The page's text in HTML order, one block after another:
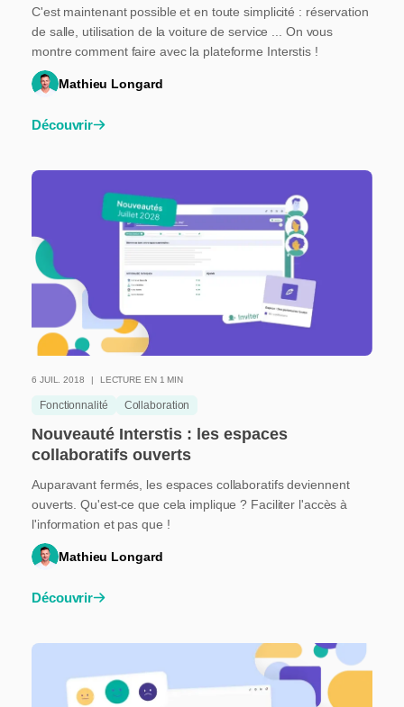
C'est maintenant possible et en toute simplicité : réservation
de salle, utilisation de la voiture de service ... On vous
montre comment faire avec la plateforme Interstis !
Mathieu Longard
Découvrir
6 JUIL. 2018 LECTURE EN 1 MIN
Fonctionnalité Collaboration
Nouveauté Interstis : les espaces
collaboratifs ouverts
Auparavant fermés, les espaces collaboratifs deviennent
ouverts. Qu'est-ce que cela implique ? Faciliter l'accès à
l'information et pas que !
Mathieu Longard
Découvrir